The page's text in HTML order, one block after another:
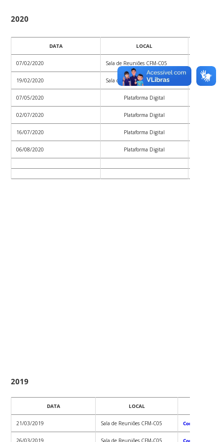
2020
DATA LOCAL
07/02/2020 Sala de Reuniões CFM-C05
19/02/2020 Sala de Reuniões CFM-C05
07/05/2020 Plataforma Digital
02/07/2020 Plataforma Digital
16/07/2020 Plataforma Digital
06/08/2020 Plataforma Digital
2019
DATA LOCAL
21/03/2019 Sala de Reuniões CFM-C05
26/03/2019 Sala de Reuniões CFM-C05 Convocação